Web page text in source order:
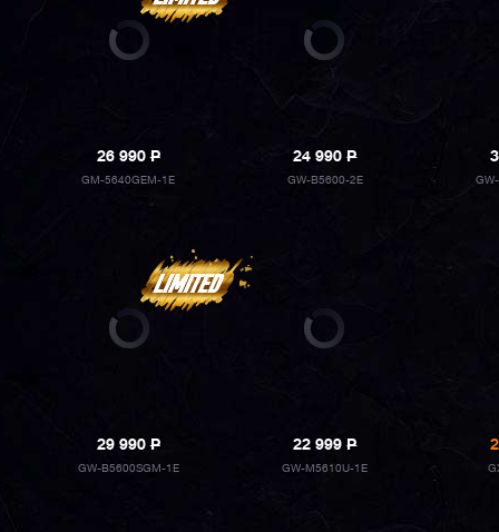
26 990P
GM-5640GEM-1E
24 990P
GW-B5600-2E
29 990P
GW-B5600SGM-1E
22 999P
GW-M5610U-1E